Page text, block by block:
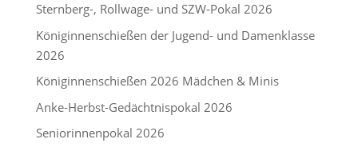
Sternberg-, Rollwage- und SZW-Pokal 2026
Königinnenschießen der Jugend- und Damenklasse
2026
Königinnenschießen 2026 Mädchen & Minis
Anke-Herbst-Gedächtnispokal 2026
Seniorinnenpokal 2026